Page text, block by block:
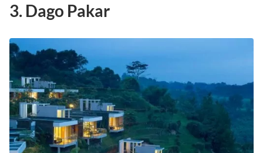
3. Dago Pakar